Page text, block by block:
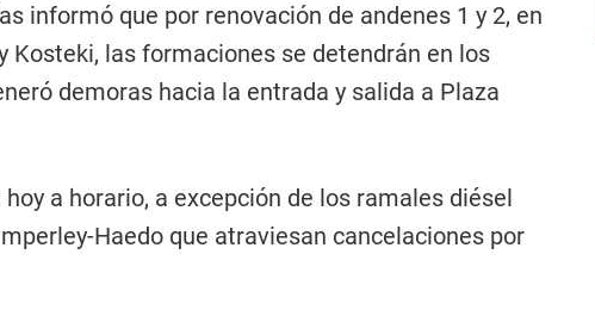
informó que por renovación de andenes 1 y 2, en
Kosteki, las formaciones se detendrán en los
demoras hacia la entrada y salida a Plaza
a horario, a excepción de los ramales diésel
Haedo que atraviesan cancelaciones por